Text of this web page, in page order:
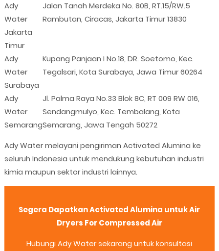
Ady
Water
Jakarta
Timur
Jalan Tanah Merdeka No. 80B, RT.15/RW.5
Rambutan, Ciracas, Jakarta Timur 13830
Ady
Water
Surabaya
Kupang Panjaan I No.18, DR. Soetomo, Kec.
Tegalsari, Kota Surabaya, Jawa Timur 60264
Ady
Water
Semarang
Jl. Palma Raya No.33 Blok 8C, RT 009 RW 016,
Sendangmulyo, Kec. Tembalang, Kota
Semarang, Jawa Tengah 50272
Ady Water melayani pengiriman Activated Alumina ke
seluruh Indonesia untuk mendukung kebutuhan industri
kimia maupun sektor industri lainnya.
Segera Dapatkan Activated Alumina untuk Air
Dryers For Compressed Air
Hubungi Ady Water sekarang untuk konsultasi